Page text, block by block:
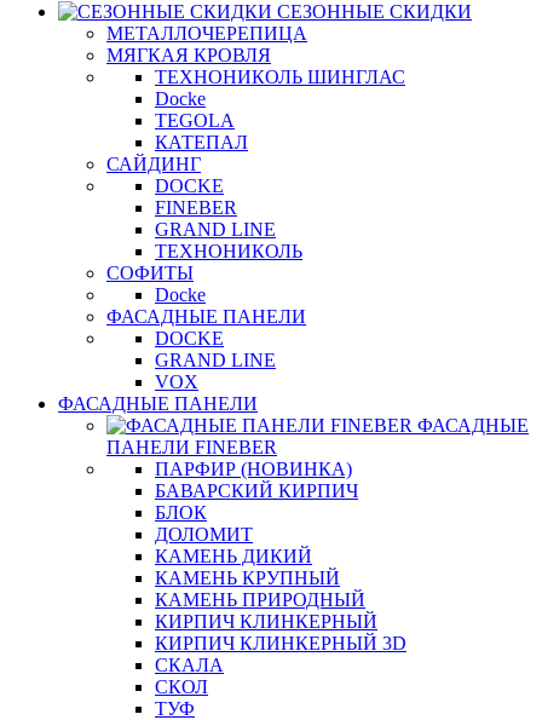
СЕЗОННЫЕ СКИДКИ
МЕТАЛЛОЧЕРЕПИЦА
МЯГКАЯ КРОВЛЯ
ТЕХНОНИКОЛЬ ШИНГЛАС
Docke
TEGOLA
КАТЕПАЛ
САЙДИНГ
DOCKE
FINEBER
GRAND LINE
ТЕХНОНИКОЛЬ
СОФИТЫ
Docke
ФАСАДНЫЕ ПАНЕЛИ
DOCKE
GRAND LINE
VOX
ФАСАДНЫЕ ПАНЕЛИ
ФАСАДНЫЕ
ПАНЕЛИ FINEBER
ПАРФИР (НОВИНКА)
БАВАРСКИЙ КИРПИЧ
БЛОК
ДОЛОМИТ
КАМЕНЬ ДИКИЙ
КАМЕНЬ КРУПНЫЙ
КАМЕНЬ ПРИРОДНЫЙ
КИРПИЧ КЛИНКЕРНЫЙ
КИРПИЧ КЛИНКЕРНЫЙ 3D
СКАЛА
СКОЛ
ТУФ